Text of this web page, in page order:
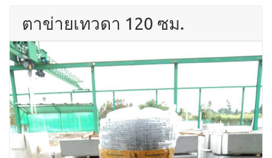
ตาข่ายเทวดา 120 ซม.